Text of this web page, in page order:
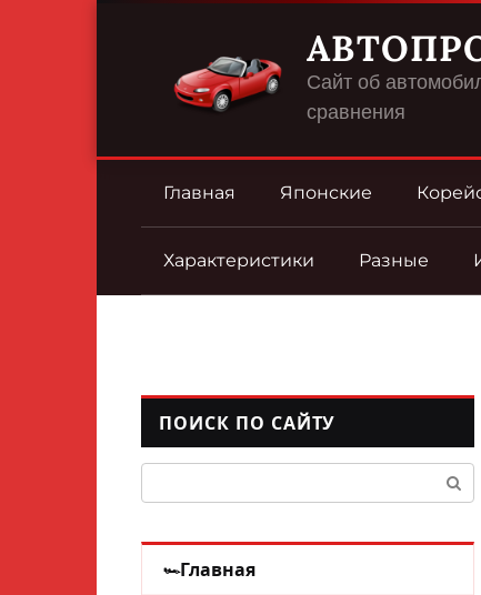
Сайт об
сравнения
Главная Японские
Характеристики Разные
ПОИСК ПО САЙТУ
Главная